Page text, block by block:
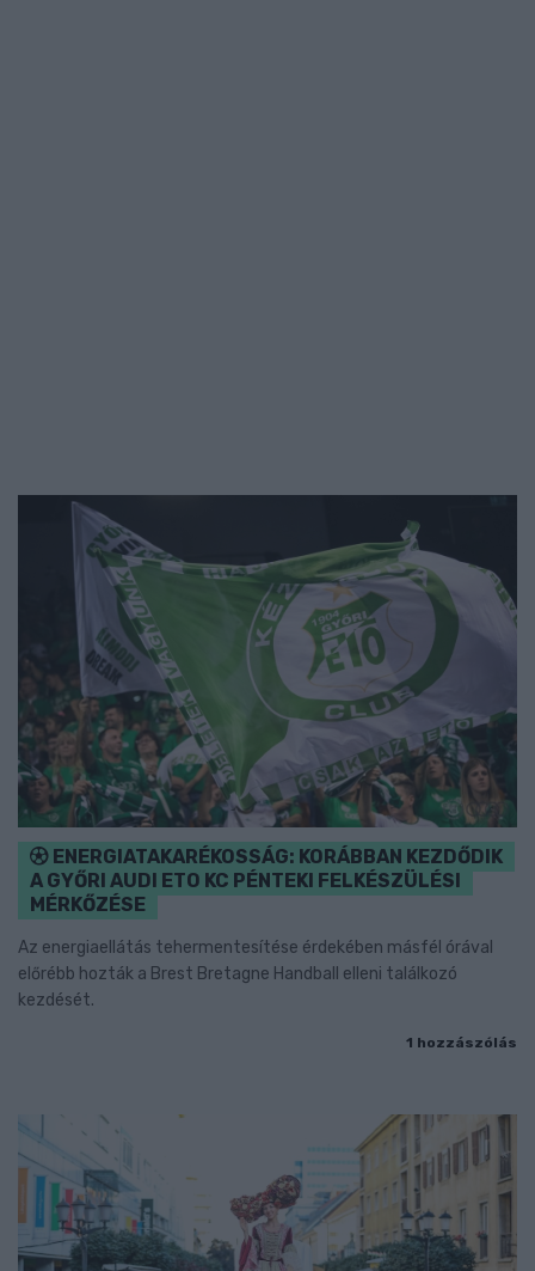
ENERGIATAKARÉKOSSÁG: KORÁBBAN KEZDŐDIK
A GYŐRI AUDI ETO KC PÉNTEKI FELKÉSZÜLÉSI
MÉRKŐZÉSE
Az energiaellátás tehermentesítése érdekében másfél órával
előrébb hozták a Brest Bretagne Handball elleni találkozó
kezdését.
1 hozzászólás